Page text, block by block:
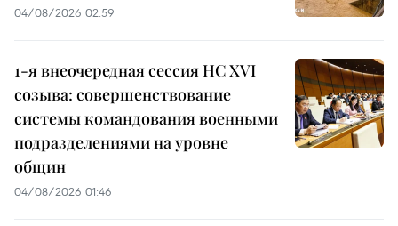
04/08/2026 02:59
1-я внеочередная сессия НС XVI
созыва: совершенствование
системы командования военными
подразделениями на уровне
общин
04/08/2026 01:46